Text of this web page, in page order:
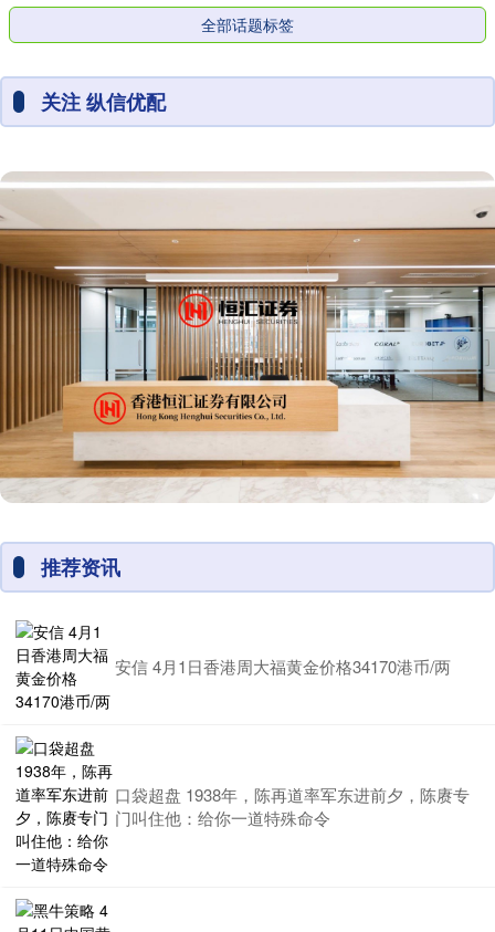
全部话题标签
关注 纵信优配
推荐资讯
安信 4月1日香港周大福黄金价格34170港币/两
口袋超盘 1938年，陈再道率军东进前夕，陈赓专
门叫住他：给你一道特殊命令